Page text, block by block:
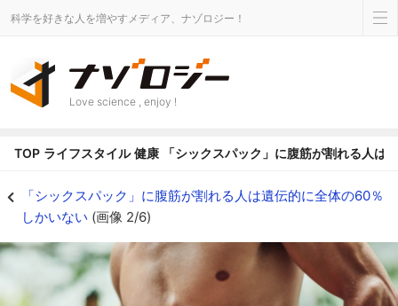
科学を好きな人を増やすメディア、ナゾロジー！
Love science , enjoy !
TOP ライフスタイル 健康 「シックスパック」に腹筋が割れる人は
「シックスパック」に腹筋が割れる人は遺伝的に全体の60％
しかいない (画像 2/6)